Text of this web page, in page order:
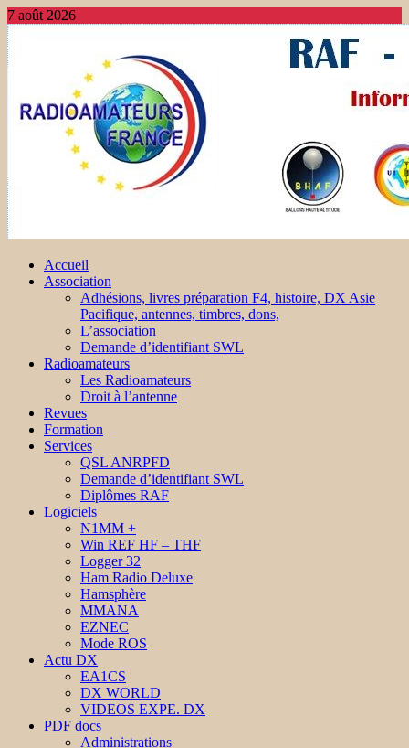
7 août 2026
Accueil
Association
Adhésions, livres préparation F4, histoire, DX Asie
Pacifique, antennes, timbres, dons,
L’association
Demande d’identifiant SWL
Radioamateurs
Les Radioamateurs
Droit à l’antenne
Revues
Formation
Services
QSL ANRPFD
Demande d’identifiant SWL
Diplômes RAF
Logiciels
N1MM +
Win REF HF – THF
Logger 32
Ham Radio Deluxe
Hamsphère
MMANA
EZNEC
Mode ROS
Actu DX
EA1CS
DX WORLD
VIDEOS EXPE. DX
PDF docs
Administrations